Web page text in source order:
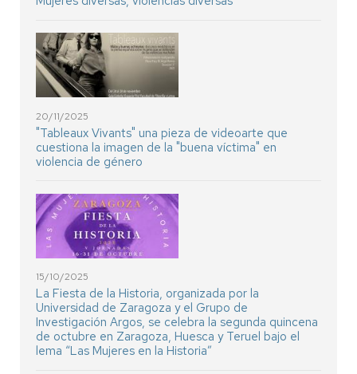
20/11/2025
"Tableaux Vivants" una pieza de videoarte que
cuestiona la imagen de la "buena víctima" en
violencia de género
15/10/2025
La Fiesta de la Historia, organizada por la
Universidad de Zaragoza y el Grupo de
Investigación Argos, se celebra la segunda quincena
de octubre en Zaragoza, Huesca y Teruel bajo el
lema “Las Mujeres en la Historia”